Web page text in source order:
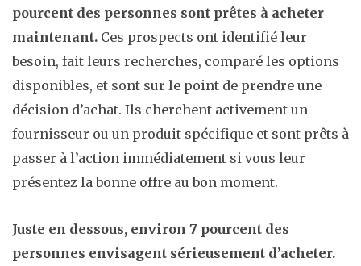
pourcent des personnes sont prêtes à acheter
maintenant. Ces prospects ont identifié leur
besoin, fait leurs recherches, comparé les options
disponibles, et sont sur le point de prendre une
décision d’achat. Ils cherchent activement un
fournisseur ou un produit spécifique et sont prêts à
passer à l’action immédiatement si vous leur
présentez la bonne offre au bon moment.
Juste en dessous, environ 7 pourcent des
personnes envisagent sérieusement d’acheter.